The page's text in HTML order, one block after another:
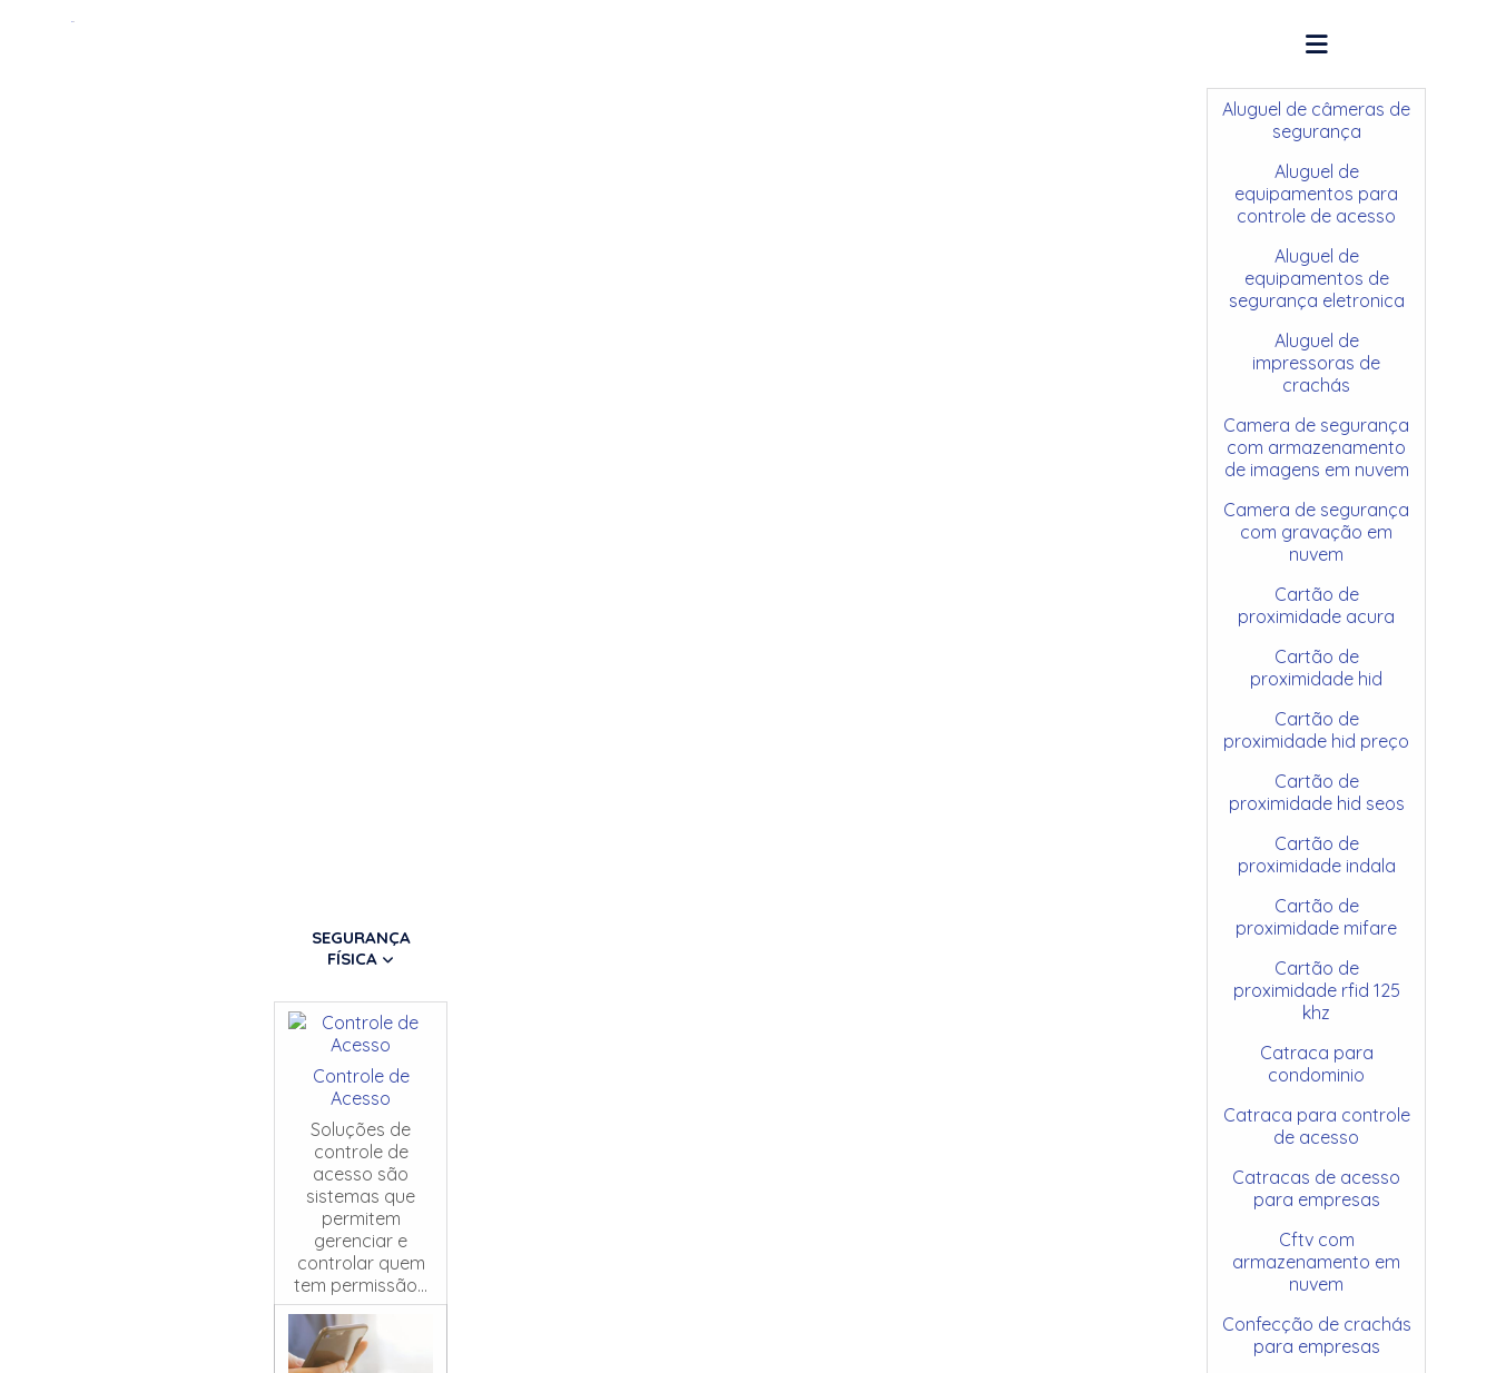
SEGURANÇA
FÍSICA
Controle de
Acesso
Soluções de
controle de
acesso são
sistemas que
permitem
gerenciar e
controlar quem
tem permissão...
Aluguel de câmeras de
segurança
Aluguel de
equipamentos para
controle de acesso
Aluguel de
equipamentos de
segurança eletronica
Aluguel de
impressoras de
crachás
Camera de segurança
com armazenamento
de imagens em nuvem
Camera de segurança
com gravação em
nuvem
Cartão de
proximidade acura
Cartão de
proximidade hid
Cartão de
proximidade hid preço
Cartão de
proximidade hid seos
Cartão de
proximidade indala
Cartão de
proximidade mifare
Cartão de
proximidade rfid 125
khz
Catraca para
condominio
Catraca para controle
de acesso
Catracas de acesso
para empresas
Cftv com
armazenamento em
nuvem
Confecção de crachás
para empresas